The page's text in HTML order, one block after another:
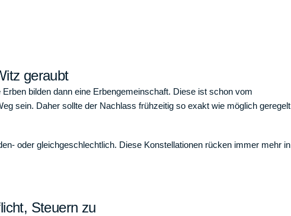
geraubt
bilden dann eine Erbengemeinschaft. Diese ist schon vom
sein. Daher sollte der Nachlass frühzeitig so exakt wie möglich geregelt
oder gleichgeschlechtlich. Diese Konstellationen rücken immer mehr in
Steuern zu